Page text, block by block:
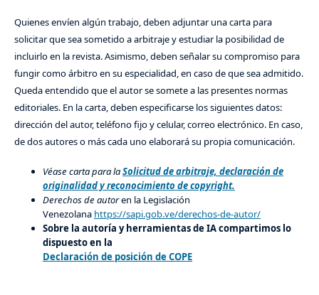
Quienes envíen algún trabajo, deben adjuntar una carta para
solicitar que sea sometido a arbitraje y estudiar la posibilidad de
incluirlo en la revista. Asimismo, deben señalar su compromiso para
fungir como árbitro en su especialidad, en caso de que sea admitido.
Queda entendido que el autor se somete a las presentes normas
editoriales. En la carta, deben especificarse los siguientes datos:
dirección del autor, teléfono fijo y celular, correo electrónico. En caso,
de dos autores o más cada uno elaborará su propia comunicación.
Véase carta para laSolicitud de arbitraje, declaración de
originalidad y reconocimiento de copyright.
Derechos de autoren la Legislación
Venezolana https://sapi.gob.ve/derechos-de-autor/
Sobre la autoría y herramientas de IA compartimos lo
dispuesto en la
Declaración de posición de COPE